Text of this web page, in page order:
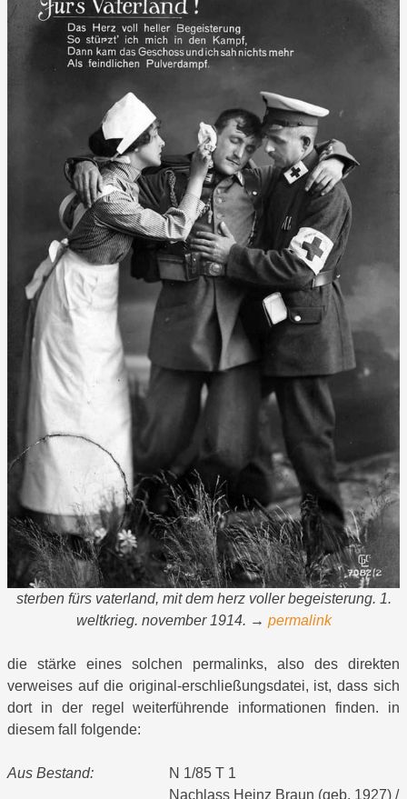
sterben fürs vaterland, mit dem herz voller begeisterung. 1.
weltkrieg. november 1914. → permalink
die stärke eines solchen permalinks, also des direkten
verweises auf die original-erschließungsdatei, ist, dass sich
dort in der regel weiterführende informationen finden. in
diesem fall folgende:
Aus Bestand:
N 1/85 T 1
Nachlass Heinz Braun (geb. 1927) /